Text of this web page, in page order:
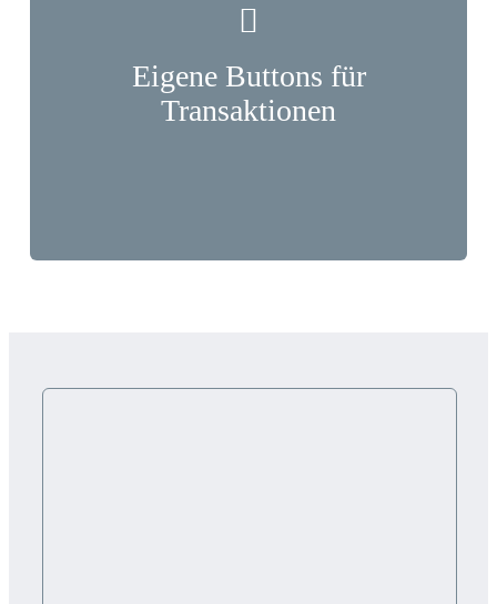
Eigene Buttons für
Transaktionen